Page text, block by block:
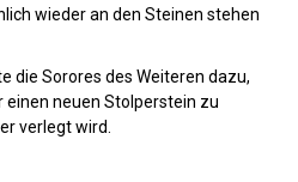
wieder an den Steinen stehen
die Sorores des Weiteren dazu,
neuen Stolperstein zu
verlegt wird.